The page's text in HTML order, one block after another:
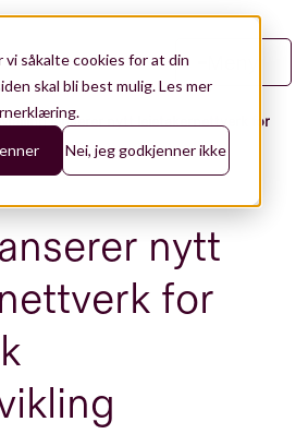
vi såkalte cookies for at din
skal bli best mulig.Les mer
Nei, jeg godkjenner ikke
lanserer nytt leietakernettverk for
nytt
for